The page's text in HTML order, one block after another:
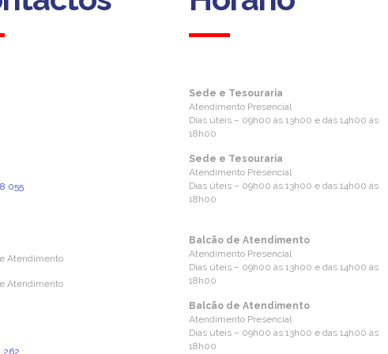
055
Atendimento
Atendimento
262
Sede e Tesouraria
Atendimento Presencial
Dias úteis – 09h00 às 13h00 e das 14h00 às
18h00
Sede e Tesouraria
Atendimento Presencial
Dias úteis – 09h00 às 13h00 e das 14h00 às
18h00
Balcão de Atendimento
Atendimento Presencial
Dias úteis – 09h00 às 13h00 e das 14h00 às
18h00
Balcão de Atendimento
Atendimento Presencial
Dias úteis – 09h00 às 13h00 e das 14h00 às
18h00